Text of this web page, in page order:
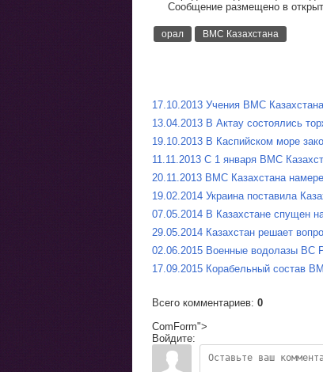
Сообщение размещено в
орал ВМС Казахстана
17.10.2013 Учения ВМС
13.04.2013 В Актау состоялись
19.10.2013 В Каспийском море
11.11.2013 С 1 января ВМС
20.11.2013 ВМС Казахстана
19.02.2014 Украина поставила
07.05.2014 В Казахстане спущен
29.05.2014 Казахстан решает
02.06.2015 Военные водолазы ВС
17.09.2015 Корабельный состав
Всего комментариев: 0
ComForm">
Войдите: